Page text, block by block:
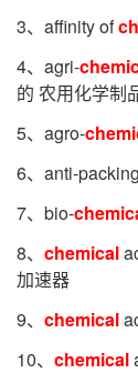
3、affinity of
4、agri-
的 农用化学制
5、agro-
6、anti-packing
7、bio-
8、 chemical
加速器
9、 chemical
10、 chemical